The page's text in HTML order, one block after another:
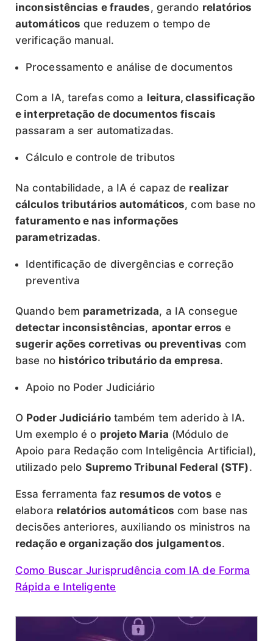
inconsistências e fraudes, gerando relatórios
automáticos que reduzem o tempo de
verificação manual.
Processamento e análise de documentos
Com a IA, tarefas como a leitura, classificação
e interpretação de documentos fiscais
passaram a ser automatizadas.
Cálculo e controle de tributos
Na contabilidade, a IA é capaz de realizar
cálculos tributários automáticos, com base no
faturamento e nas informações
parametrizadas.
Identificação de divergências e correção
preventiva
Quando bem parametrizada, a IA consegue
detectar inconsistências, apontar erros e
sugerir ações corretivas ou preventivas com
base no histórico tributário da empresa.
Apoio no Poder Judiciário
O Poder Judiciáriotambém tem aderido à IA.
Um exemplo é o projeto Maria (Módulo de
Apoio para Redação com Inteligência Artificial),
utilizado pelo Supremo Tribunal Federal (STF).
Essa ferramenta faz resumos de votos e
elabora relatórios automáticos com base nas
decisões anteriores, auxiliando os ministros na
redação e organização dos julgamentos.
Como Buscar Jurisprudência com IA de Forma
Rápida e Inteligente